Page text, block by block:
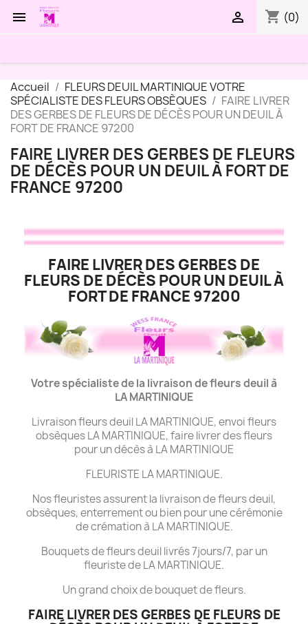
 shopping_cart (0)

Accueil
FLEURS DEUIL MARTINIQUE VOTRE
SPÉCIALISTE DES FLEURS OBSÈQUES
FAIRE LIVRER
DES GERBES DE FLEURS DE DÉCÈS POUR UN DEUIL À
FORT DE FRANCE 97200
FAIRE LIVRER DES GERBES DE FLEURS
DE DÉCÈS POUR UN DEUIL À FORT DE
FRANCE 97200
FAIRE LIVRER DES GERBES DE
FLEURS DE DÉCÈS POUR UN DEUIL À
FORT DE FRANCE 97200
Votre spécialiste de la livraison de fleurs deuil à
LA MARTINIQUE
Livraison fleurs deuil LA MARTINIQUE, envoi fleurs
obsèques LA MARTINIQUE, faire livrer des fleurs
pour un décès à LA MARTINIQUE
FLEURISTE LA MARTINIQUE.
Nos fleuristes assurent la livraison de fleurs deuil,
obsèques, enterrement ou bien pour une cérémonie
de crémation à LA MARTINIQUE.
Bouquets de fleurs deuil livrés 7jours/7, par un
fleuriste de LA MARTINIQUE.
Un grand choix de bouquet de fleurs.
FAIRE LIVRER DES GERBES DE FLEURS DE